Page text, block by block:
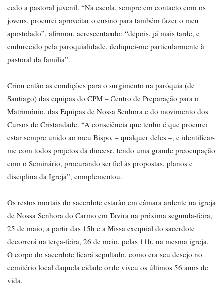
cedo a pastoral juvenil. “Na escola, sempre em contacto com os
jovens, procurei aproveitar o ensino para também fazer o meu
apostolado”, afirmou, acrescentando: “depois, já mais tarde, e
endurecido pela paroquialidade, dediquei-me particularmente à
pastoral da família”.
Criou então as condições para o surgimento na paróquia (de
Santiago) das equipas do CPM – Centro de Preparação para o
Matrimónio, das Equipas de Nossa Senhora e do movimento dos
Cursos de Cristandade. “A consciência que tenho é que procurei
estar sempre unido ao meu Bispo, – qualquer deles –, e identificar-
me com todos projetos da diocese, tendo uma grande preocupação
com o Seminário, procurando ser fiel às propostas, planos e
disciplina da Igreja”, complementou.
Os restos mortais do sacerdote estarão em câmara ardente na igreja
de Nossa Senhora do Carmo em Tavira na próxima segunda-feira,
25 de maio, a partir das 15h e a Missa exequial do sacerdote
decorrerá na terça-feira, 26 de maio, pelas 11h, na mesma igreja.
O corpo do sacerdote ficará sepultado, como era seu desejo no
cemitério local daquela cidade onde viveu os últimos 56 anos de
vida.